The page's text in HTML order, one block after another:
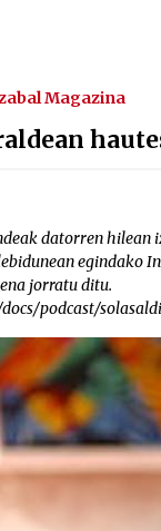
Magazina
datorren hilean
egindako
jorratu ditu.
podcast/